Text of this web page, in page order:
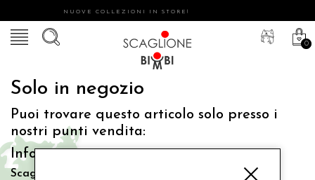
NUOVE COLLEZIONI IN STORE!
0
Solo in negozio
Puoi trovare questo articolo solo presso i
nostri punti vendita:
Info contatti
Scaglione Bimbi di Iacono Maria Angela